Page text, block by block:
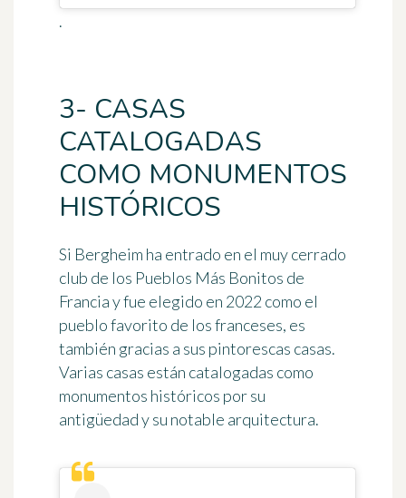
.
3- CASAS
CATALOGADAS
COMO MONUMENTOS
HISTÓRICOS
Si Bergheim ha entrado en el muy cerrado
club de los Pueblos Más Bonitos de
Francia y fue elegido en 2022 como el
pueblo favorito de los franceses, es
también gracias a sus pintorescas casas.
Varias casas están catalogadas como
monumentos históricos por su
antigüedad y su notable arquitectura.